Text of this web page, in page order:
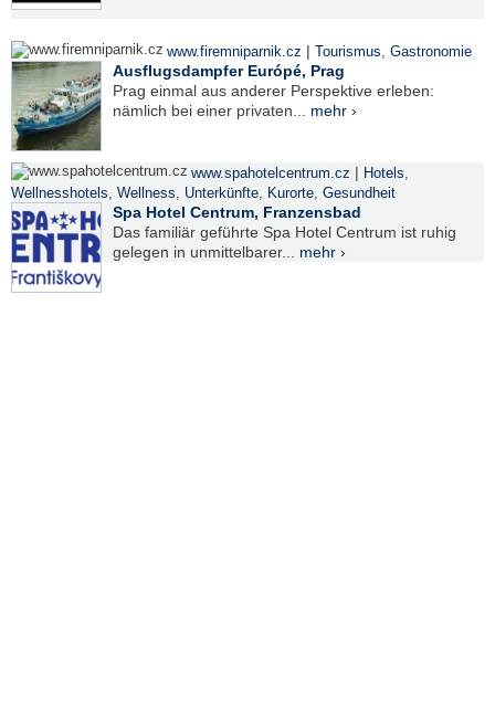
www.firemniparnik.cz | Tourismus, Gastronomie
Ausflugsdampfer Európé, Prag
Prag einmal aus anderer Perspektive erleben:
nämlich bei einer privaten... mehr ›
www.spahotelcentrum.cz | Hotels,
Wellnesshotels, Wellness, Unterkünfte, Kurorte, Gesundheit
Spa Hotel Centrum, Franzensbad
Das familiär geführte Spa Hotel Centrum ist ruhig
gelegen in unmittelbarer... mehr ›